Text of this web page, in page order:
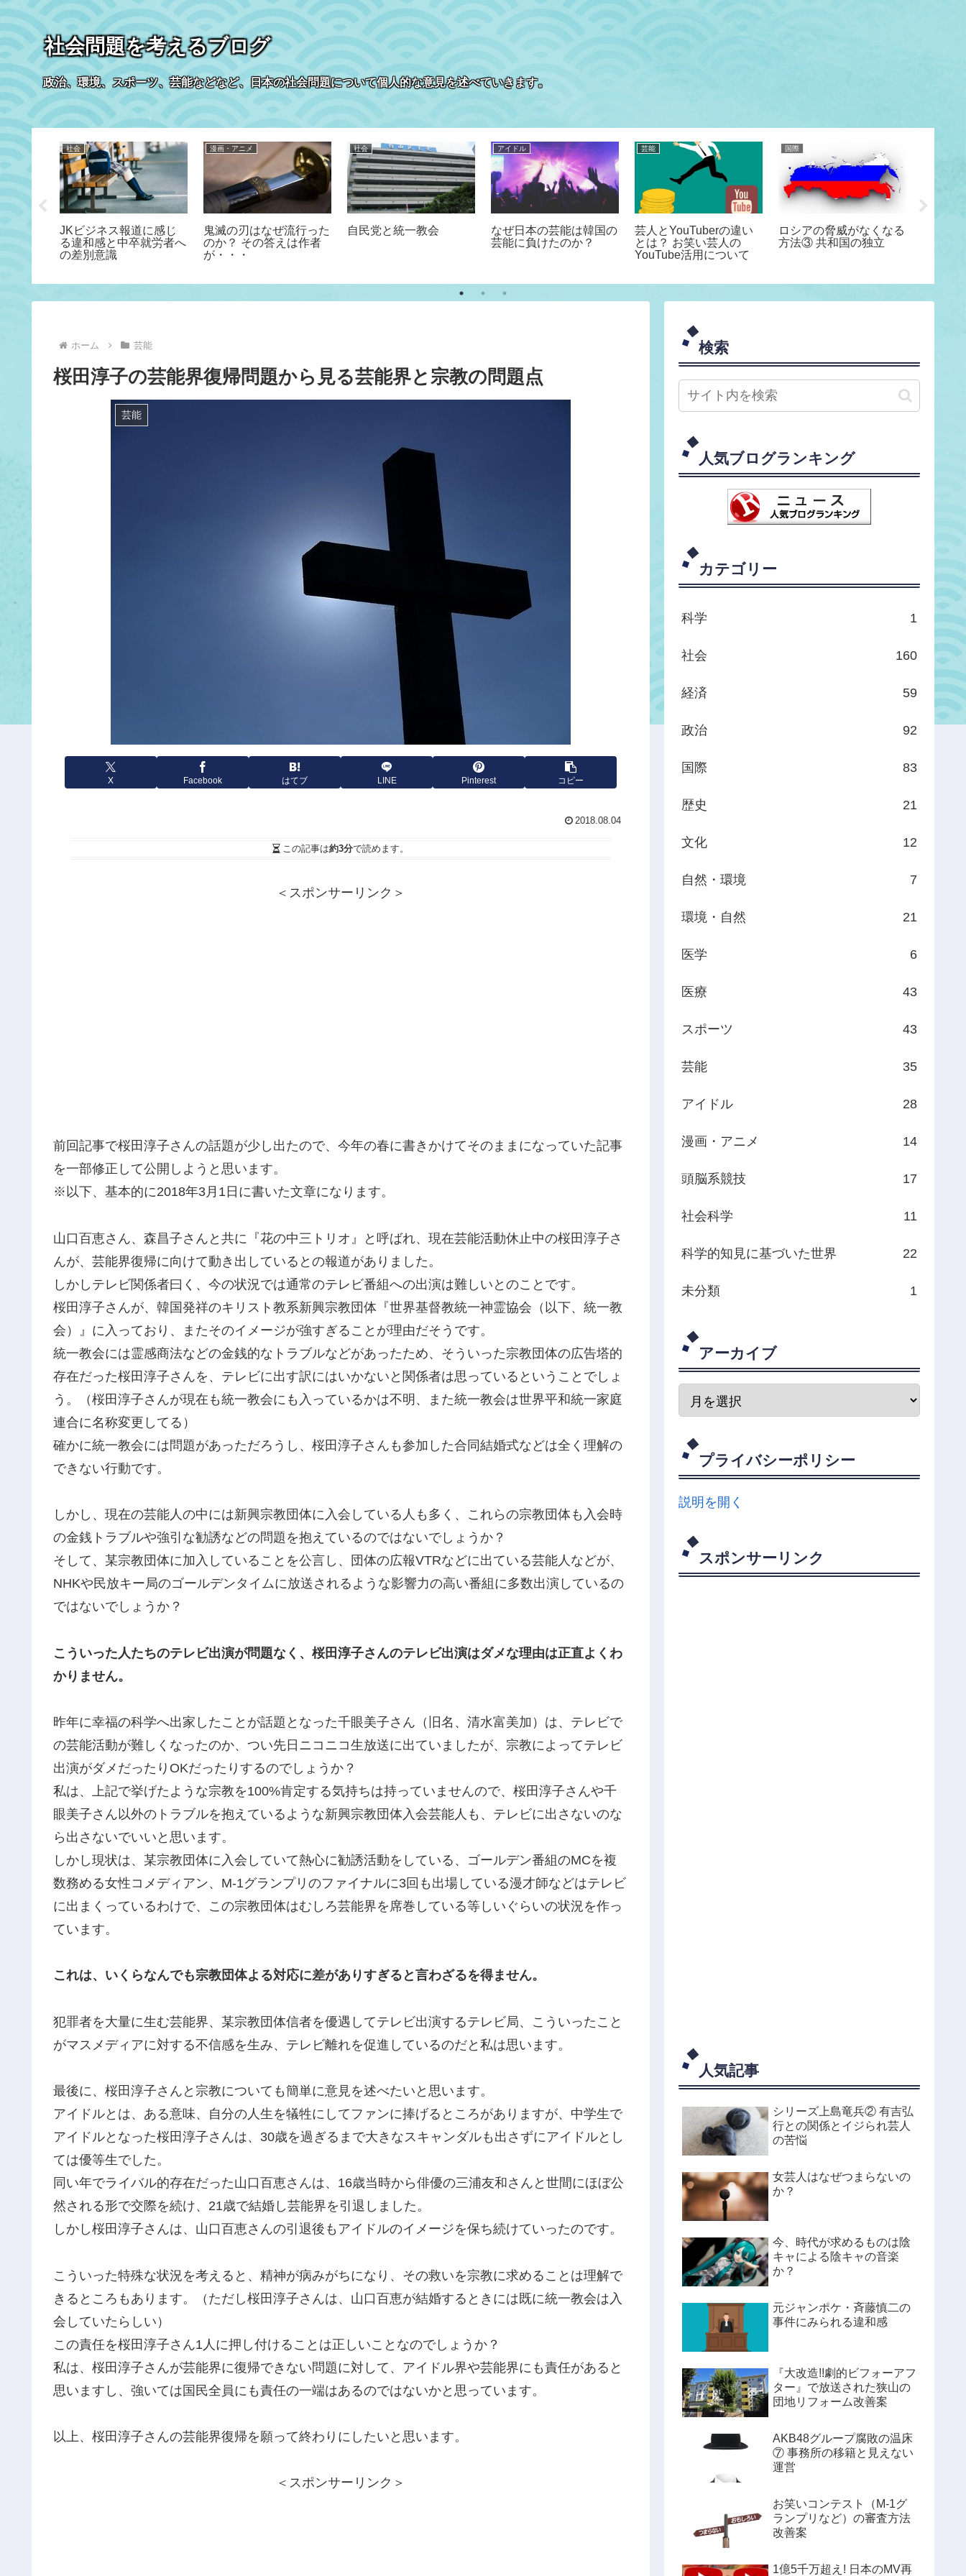
社会問題を考えるブログ
政治、環境、スポーツ、芸能などなど、日本の社会問題について個人的な意見を述べていきます。
社会
JKビジネス報道に感じ
る違和感と中卒就労者へ
の差別意識
漫画・アニメ
鬼滅の刃はなぜ流行った
のか？ その答えは作者
が・・・
社会
自民党と統一教会
アイドル
なぜ日本の芸能は韓国の
芸能に負けたのか？
芸能
芸人とYouTuberの違い
とは？ お笑い芸人の
YouTube活用について
国際
ロシアの脅威がなくなる
方法③ 共和国の独立
ホーム 芸能
桜田淳子の芸能界復帰問題から見る芸能界と宗教の問題点
芸能
X Facebook はてブ LINE Pinterest コピー
2018.08.04
この記事は約3分で読めます。
＜スポンサーリンク＞
前回記事で桜田淳子さんの話題が少し出たので、今年の春に書きかけてそのままになっていた記事
を一部修正して公開しようと思います。
※以下、基本的に2018年3月1日に書いた文章になります。
山口百恵さん、森昌子さんと共に『花の中三トリオ』と呼ばれ、現在芸能活動休止中の桜田淳子さ
んが、芸能界復帰に向けて動き出しているとの報道がありました。
しかしテレビ関係者曰く、今の状況では通常のテレビ番組への出演は難しいとのことです。
桜田淳子さんが、韓国発祥のキリスト教系新興宗教団体『世界基督教統一神霊協会（以下、統一教
会）』に入っており、またそのイメージが強すぎることが理由だそうです。
統一教会には霊感商法などの金銭的なトラブルなどがあったため、そういった宗教団体の広告塔的
存在だった桜田淳子さんを、テレビに出す訳にはいかないと関係者は思っているということでしょ
う。（桜田淳子さんが現在も統一教会にも入っているかは不明、また統一教会は世界平和統一家庭
連合に名称変更してる）
確かに統一教会には問題があっただろうし、桜田淳子さんも参加した合同結婚式などは全く理解の
できない行動です。
しかし、現在の芸能人の中には新興宗教団体に入会している人も多く、これらの宗教団体も入会時
の金銭トラブルや強引な勧誘などの問題を抱えているのではないでしょうか？
そして、某宗教団体に加入していることを公言し、団体の広報VTRなどに出ている芸能人などが、
NHKや民放キー局のゴールデンタイムに放送されるような影響力の高い番組に多数出演しているの
ではないでしょうか？
こういった人たちのテレビ出演が問題なく、桜田淳子さんのテレビ出演はダメな理由は正直よくわ
かりません。
昨年に幸福の科学へ出家したことが話題となった千眼美子さん（旧名、清水富美加）は、テレビで
の芸能活動が難しくなったのか、つい先日ニコニコ生放送に出ていましたが、宗教によってテレビ
出演がダメだったりOKだったりするのでしょうか？
私は、上記で挙げたような宗教を100%肯定する気持ちは持っていませんので、桜田淳子さんや千
眼美子さん以外のトラブルを抱えているような新興宗教団体入会芸能人も、テレビに出さないのな
ら出さないでいいと思います。
しかし現状は、某宗教団体に入会していて熱心に勧誘活動をしている、ゴールデン番組のMCを複
数務める女性コメディアン、M-1グランプリのファイナルに3回も出場している漫才師などはテレビ
に出まくっているわけで、この宗教団体はむしろ芸能界を席巻している等しいぐらいの状況を作っ
ています。
これは、いくらなんでも宗教団体よる対応に差がありすぎると言わざるを得ません。
犯罪者を大量に生む芸能界、某宗教団体信者を優遇してテレビ出演するテレビ局、こういったこと
がマスメディアに対する不信感を生み、テレビ離れを促進しているのだと私は思います。
最後に、桜田淳子さんと宗教についても簡単に意見を述べたいと思います。
アイドルとは、ある意味、自分の人生を犠牲にしてファンに捧げるところがありますが、中学生で
アイドルとなった桜田淳子さんは、30歳を過ぎるまで大きなスキャンダルも出さずにアイドルとし
ては優等生でした。
同い年でライバル的存在だった山口百恵さんは、16歳当時から俳優の三浦友和さんと世間にほぼ公
然される形で交際を続け、21歳で結婚し芸能界を引退しました。
しかし桜田淳子さんは、山口百恵さんの引退後もアイドルのイメージを保ち続けていったのです。
こういった特殊な状況を考えると、精神が病みがちになり、その救いを宗教に求めることは理解で
きるところもあります。（ただし桜田淳子さんは、山口百恵が結婚するときには既に統一教会は入
会していたらしい）
この責任を桜田淳子さん1人に押し付けることは正しいことなのでしょうか？
私は、桜田淳子さんが芸能界に復帰できない問題に対して、アイドル界や芸能界にも責任があると
思いますし、強いては国民全員にも責任の一端はあるのではないかと思っています。
以上、桜田淳子さんの芸能界復帰を願って終わりにしたいと思います。
＜スポンサーリンク＞
検索
人気ブログランキング
カテゴリー
科学 1
社会 160
経済 59
政治 92
国際 83
歴史 21
文化 12
自然・環境 7
環境・自然 21
医学 6
医療 43
スポーツ 43
芸能 35
アイドル 28
漫画・アニメ 14
頭脳系競技 17
社会科学 11
科学的知見に基づいた世界 22
未分類 1
アーカイブ
プライバシーポリシー
説明を開く
スポンサーリンク
人気記事
シリーズ上島竜兵② 有吉弘
行との関係とイジられ芸人
の苦悩
女芸人はなぜつまらないの
か？
今、時代が求めるものは陰
キャによる陰キャの音楽
か？
元ジャンポケ・斉藤慎二の
事件にみられる違和感
『大改造!!劇的ビフォーアフ
ター』で放送された狭山の
団地リフォーム改善案
AKB48グループ腐敗の温床
⑦ 事務所の移籍と見えない
運営
お笑いコンテスト（M-1グ
ランプリなど）の審査方法
改善案
1億5千万超え! 日本のMV再